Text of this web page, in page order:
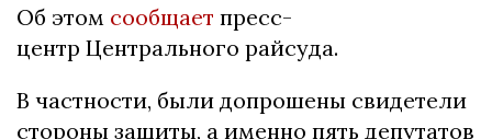
Об этом сообщает пресс-
центр Центрального райсуда.
В частности, были допрошены свидетели
стороны защиты, а именно пять депутатов